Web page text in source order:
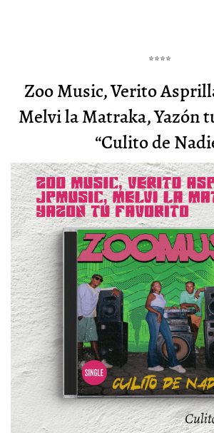
****
Zoo Music, Verito
Melvi la Matraka, Yazón
“Culito de